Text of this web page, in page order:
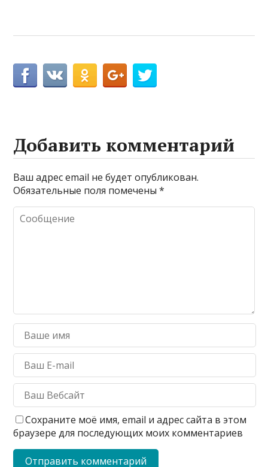
Добавить комментарий
Ваш адрес email не будет опубликован.
Обязательные поля помечены*
Сохраните моё имя, email и адрес сайта в этом
браузере для последующих моих комментариев